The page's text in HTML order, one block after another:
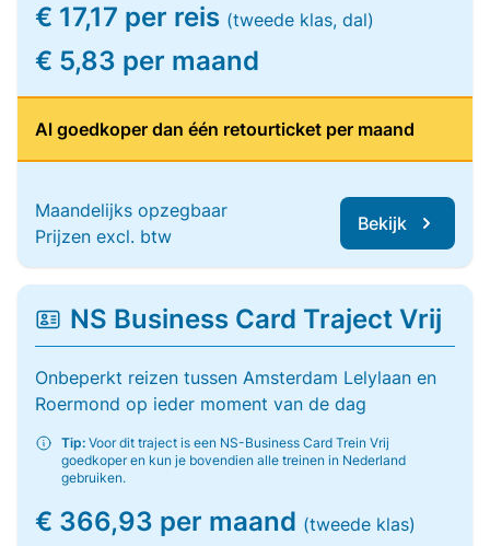
€ 17,17 per reis (tweede klas, dal)
€ 5,83 per maand
Al goedkoper dan één retourticket per maand
Maandelijks opzegbaar
Prijzen excl. btw
Bekijk
NS Business Card Traject Vrij
Onbeperkt reizen tussen Amsterdam Lelylaan en
Roermond op ieder moment van de dag
Tip: Voor dit traject is een NS-Business Card Trein Vrij
goedkoper en kun je bovendien alle treinen in Nederland
gebruiken.
€ 366,93 per maand (tweede klas)